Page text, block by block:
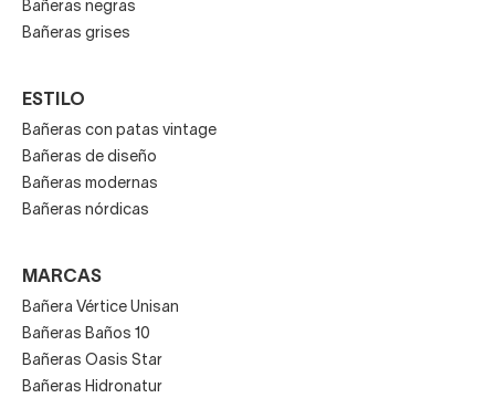
Bañeras negras
Bañeras grises
ESTILO
Bañeras con patas vintage
Bañeras de diseño
Bañeras modernas
Bañeras nórdicas
MARCAS
Bañera Vértice Unisan
Bañeras Baños 10
Bañeras Oasis Star
Bañeras Hidronatur